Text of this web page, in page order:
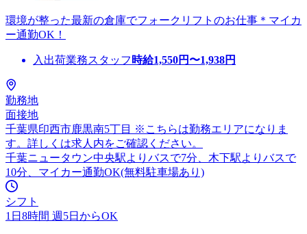
環境が整った最新の倉庫でフォークリフトのお仕事＊マイカ
ー通勤OK！
入出荷業務スタッフ 時給1,550円〜1,938円
勤務地
面接地
千葉県印西市鹿黒南5丁目 ※こちらは勤務エリアになりま
す。詳しくは求人内をご確認ください。
千葉ニュータウン中央駅よりバスで7分、木下駅よりバスで
10分、マイカー通勤OK(無料駐車場あり)
シフト
1日8時間 週5日からOK